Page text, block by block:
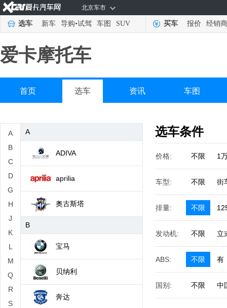
北京车市
选车 新车 导购•试驾 车图 SUV 买车 报价 经销商
爱卡摩托车
首页 选车 资讯 车图
A
B
C
D
G
H
J
K
L
M
Q
R
S
A
ADIVA
aprilia
奥古斯塔
B
宝马
贝纳利
奔达
选车条件
价格: 不限 1
车型: 不限 街
排量: 不限
发动机: 不限 立
ABS: 不限 有
国别: 不限 中